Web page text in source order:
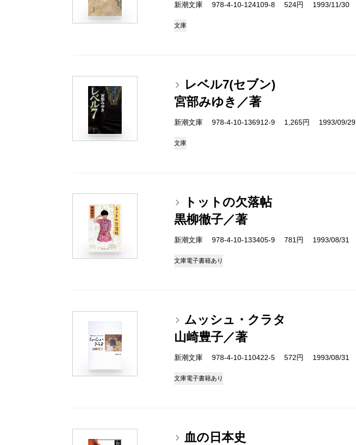
新潮文庫 978-4-10-124109-8 524円 1993/11/30
文庫
レベル7(セブン)
宮部みゆき／著
新潮文庫 978-4-10-136912-9 1,265円 1993/09/29
文庫
トットの欠落帖
黒柳徹子／著
新潮文庫 978-4-10-133405-9 781円 1993/08/31
文庫電子書籍あり
ムッシュ・クラタ
山崎豊子／著
新潮文庫 978-4-10-110422-5 572円 1993/08/31
文庫電子書籍あり
血の日本史